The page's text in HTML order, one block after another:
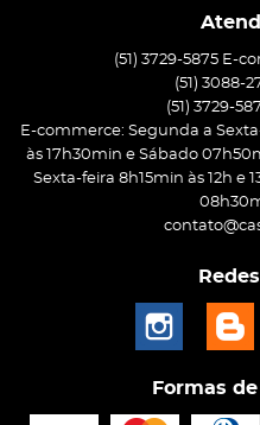
(51) 3729-5875 E-
(51) 3088-
(51) 3729-
E-commerce: Segunda a
às 17h30min e Sábado
Sexta-feira 8h15min às 12h e
Formas